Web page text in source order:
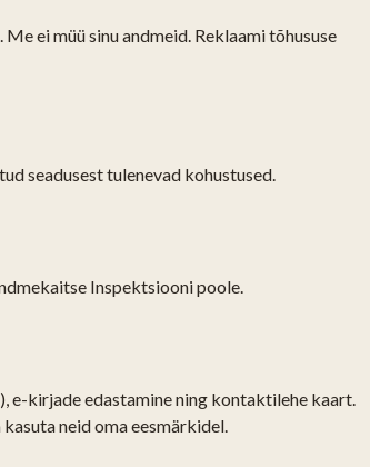
ei müü sinu andmeid. Reklaami tõhususe
seadusest tulenevad kohustused.
Inspektsiooni poole.
e-kirjade edastamine ning kontaktilehe kaart.
neid oma eesmärkidel.